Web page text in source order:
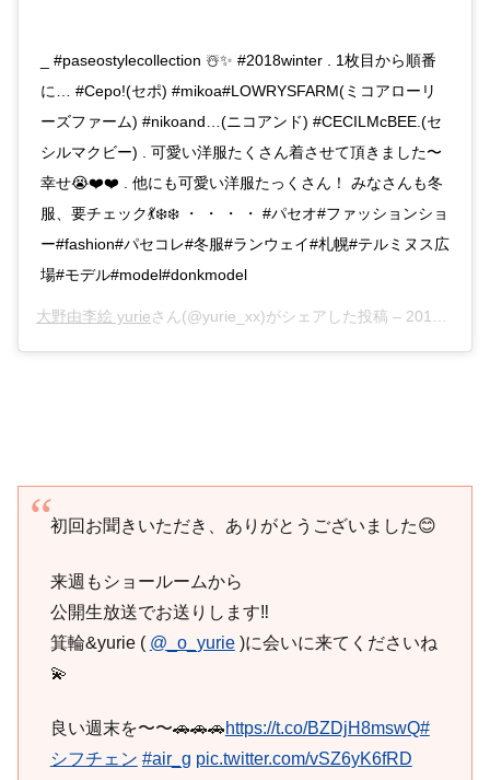
_ #paseostylecollection ☃️✨ #2018winter . 1枚目から順番
に… #Cepo!(セポ) #mikoa#LOWRYSFARM(ミコアローリ
ーズファーム) #nikoand…(ニコアンド) #CECILMcBEE.(セ
シルマクビー) . 可愛い洋服たくさん着させて頂きました〜
幸せ😭❤️❤️ . 他にも可愛い洋服たっくさん！ みなさんも冬
服、要チェック💃❄️❄️ ・ ・ ・ ・ #パセオ#ファッションショ
ー#fashion#パセコレ#冬服#ランウェイ#札幌#テルミヌス広
場#モデル#model#donkmodel
大野由李絵 yurieさん(@yurie_xx)がシェアした投稿 – 2018年10月月28日午前8時16分PDT
初回お聞きいただき、ありがとうございました😊
来週もショールームから
公開生放送でお送りします‼️
箕輪&yurie ( @_o_yurie)に会いに来てくださいね
💫
良い週末を〜〜🚗🚗🚗https://t.co/BZDjH8mswQ#
シフチェン #air_g pic.twitter.com/vSZ6yK6fRD